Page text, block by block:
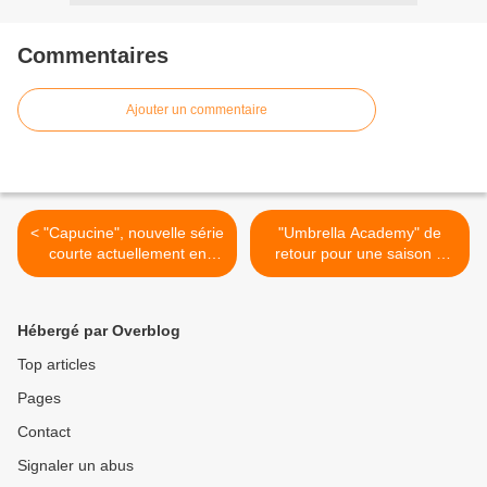
Commentaires
Ajouter un commentaire
< "Capucine", nouvelle série
courte actuellement en
tournage pour AB1
"Umbrella Academy" de
retour pour une saison 3
inédite dès ce mercredi sur
Hébergé par Overblog
Top articles
Pages
Contact
Signaler un abus